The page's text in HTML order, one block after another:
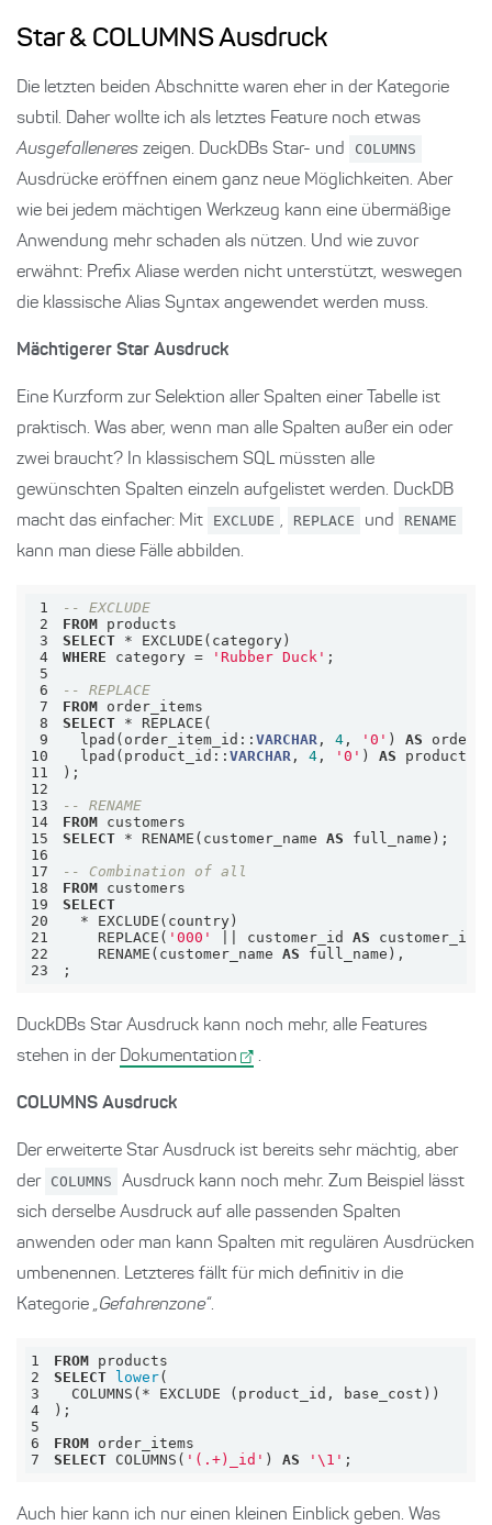
Star & COLUMNS Ausdruck
Die letzten beiden Abschnitte waren eher in der Kategorie
subtil. Daher wollte ich als letztes Feature noch etwas
Ausgefalleneres zeigen. DuckDBs Star- und COLUMNS
Ausdrücke eröffnen einem ganz neue Möglichkeiten. Aber
wie bei jedem mächtigen Werkzeug kann eine übermäßige
Anwendung mehr schaden als nützen. Und wie zuvor
erwähnt: Prefix Aliase werden nicht unterstützt, weswegen
die klassische Alias Syntax angewendet werden muss.
Mächtigerer Star Ausdruck
Eine Kurzform zur Selektion aller Spalten einer Tabelle ist
praktisch. Was aber, wenn man alle Spalten außer ein oder
zwei braucht? In klassischem SQL müssten alle
gewünschten Spalten einzeln aufgelistet werden. DuckDB
macht das einfacher: Mit
EXCLUDE , REPLACE und RENAME
kann man diese Fälle abbilden.
1
-- EXCLUDE
2
FROM
3
SELECT *
4
WHERE category = 'Rubber Duck'
5
6
-- REPLACE
7
FROM
8
SELECT *
9
  lpad(order_item_id::
VARCHAR , 4 , '0' ) AS
10
  lpad(product_id::
VARCHAR , 4 , '0' ) AS
11
12
13
-- RENAME
14
FROM
15
SELECT * RENAME(customer_name AS
16
17
-- Combination of all
18
FROM
19
SELECT
20
*
21
    REPLACE(
'000' customer_id AS
22
    RENAME(customer_name
AS
23
;
DuckDBs Star Ausdruck kann noch mehr, alle Features
stehen in der Dokumentation .
COLUMNS Ausdruck
Der erweiterte Star Ausdruck ist bereits sehr mächtig, aber
der COLUMNS
Ausdruck kann noch mehr. Zum Beispiel lässt
sich derselbe Ausdruck auf alle passenden Spalten
anwenden oder man kann Spalten mit regulären Ausdrücken
umbenennen. Letzteres fällt für mich definitiv in die
Kategorie „Gefahrenzone“.
1 FROM
2
SELECT lower
3
  COLUMNS(
*
4
5
6
FROM
7
SELECT COLUMNS( '(.+)_id' ) AS '\1' ;
Auch hier kann ich nur einen kleinen Einblick geben. Was